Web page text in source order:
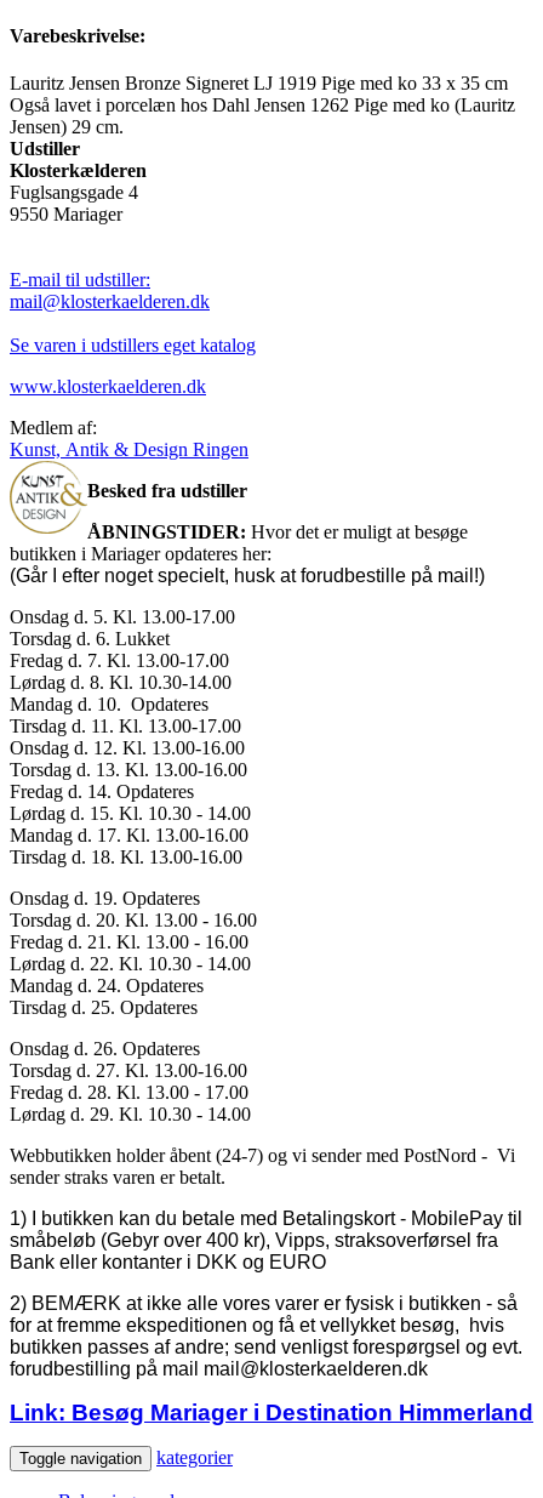
Varebeskrivelse:
Lauritz Jensen Bronze Signeret LJ 1919 Pige med ko 33 x 35 cm
Også lavet i porcelæn hos Dahl Jensen 1262 Pige med ko (Lauritz
Jensen) 29 cm.
Udstiller
Klosterkælderen
Fuglsangsgade 4
9550 Mariager
E-mail til udstiller:
mail@klosterkaelderen.dk
Se varen i udstillers eget katalog
www.klosterkaelderen.dk
Medlem af:
Kunst, Antik & Design Ringen
Besked fra udstiller
ÅBNINGSTIDER: Hvor det er muligt at besøge
butikken i Mariager opdateres her:
(Går I efter noget specielt, husk at forudbestille på mail!)
Onsdag d. 5. Kl. 13.00-17.00
Torsdag d. 6. Lukket
Fredag d. 7. Kl. 13.00-17.00
Lørdag d. 8. Kl. 10.30-14.00
Mandag d. 10. Opdateres
Tirsdag d. 11. Kl. 13.00-17.00
Onsdag d. 12. Kl. 13.00-16.00
Torsdag d. 13. Kl. 13.00-16.00
Fredag d. 14. Opdateres
Lørdag d. 15. Kl. 10.30 - 14.00
Mandag d. 17. Kl. 13.00-16.00
Tirsdag d. 18. Kl. 13.00-16.00
Onsdag d. 19. Opdateres
Torsdag d. 20. Kl. 13.00 - 16.00
Fredag d. 21. Kl. 13.00 - 16.00
Lørdag d. 22. Kl. 10.30 - 14.00
Mandag d. 24. Opdateres
Tirsdag d. 25. Opdateres
Onsdag d. 26. Opdateres
Torsdag d. 27. Kl. 13.00-16.00
Fredag d. 28. Kl. 13.00 - 17.00
Lørdag d. 29. Kl. 10.30 - 14.00
Webbutikken holder åbent (24-7) og vi sender med PostNord - Vi
sender straks varen er betalt.
1) I butikken kan du betale med Betalingskort - MobilePay til
småbeløb (Gebyr over 400 kr), Vipps, straksoverførsel fra
Bank eller kontanter i DKK og EURO
2) BEMÆRK at ikke alle vores varer er fysisk i butikken - så
for at fremme ekspeditionen og få et vellykket besøg, hvis
butikken passes af andre; send venligst forespørgsel og evt.
forudbestilling på mail mail@klosterkaelderen.dk
Link: Besøg Mariager i Destination Himmerland
Toggle navigation kategorier